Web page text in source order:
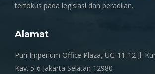
terfokus pada legislasi dan peradilan.
Alamat
Puri Imperium Office Plaza, UG-11-12 Jl.
Kav. 5-6 Jakarta Selatan 12980